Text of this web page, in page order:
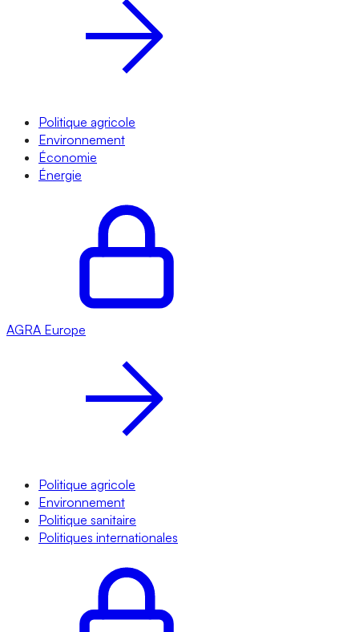
Politique agricole
Environnement
Économie
Énergie
AGRA Europe
Politique agricole
Environnement
Politique sanitaire
Politiques internationales